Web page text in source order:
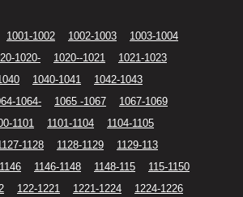
1001-1002 1002-1003
1003-1004
1020- 1020--1021
1021-1023
1040-1041
1042-1043
1064- 1065 -1067
1067-1069
1101 1101-1104
1104-1105
1128 1128-1129
1129-113
1146-1148 1148-115
115-1150
122-1221 1221-1224
1224-1226